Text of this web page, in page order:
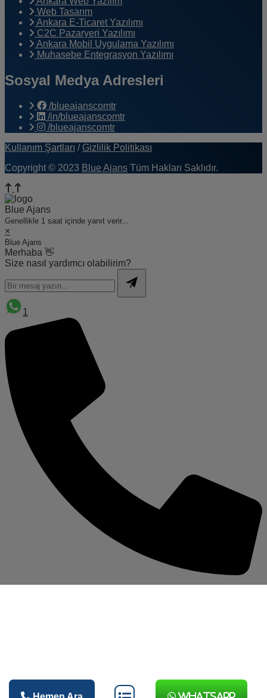
Web Tasarım
Ankara E-Ticaret Yazılımı
C2C Pazaryeri Yazılımı
Ankara Mobil Uygulama Yazılımı
Muhasebe Entegrasyon Yazılımı
Sosyal Medya Adresleri
/blueajanscomtr
/in/blueajanscomtr
/blueajanscomtr
Kullanım Şartları / Gizlilik Politikası
Copyright © 2023 Blue Ajans Tüm Hakları Saklıdır.
Blue Ajans
Genellikle 1 saat içinde yanıt verir...
×
Blue Ajans
Merhaba 👋
Size nasıl yardımcı olabilirim?
1